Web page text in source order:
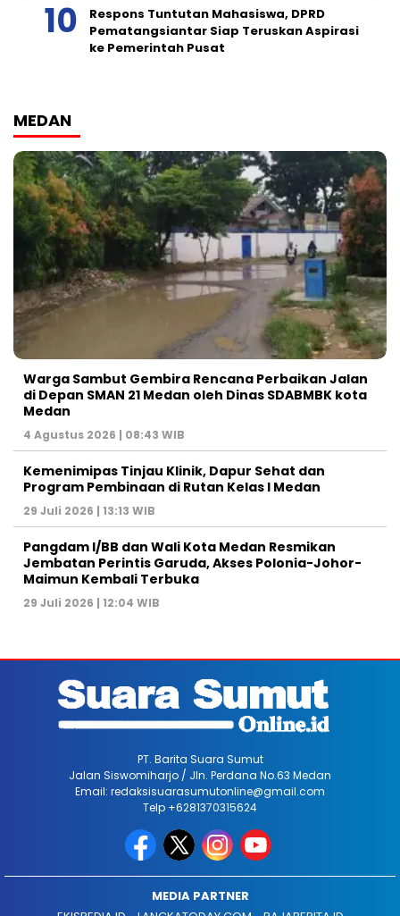
Respons Tuntutan Mahasiswa, DPRD
Pematangsiantar Siap Teruskan Aspirasi
ke Pemerintah Pusat
MEDAN
Warga Sambut Gembira Rencana Perbaikan Jalan
di Depan SMAN 21 Medan oleh Dinas SDABMBK kota
Medan
4 Agustus 2026 | 08:43 WIB
Kemenimipas Tinjau Klinik, Dapur Sehat dan
Program Pembinaan di Rutan Kelas I Medan
29 Juli 2026 | 13:13 WIB
Pangdam I/BB dan Wali Kota Medan Resmikan
Jembatan Perintis Garuda, Akses Polonia-Johor-
Maimun Kembali Terbuka
29 Juli 2026 | 12:04 WIB
PT. Barita Suara Sumut
Jalan Siswomiharjo / Jln. Perdana No.63 Medan
Email: redaksisuarasumutonline@gmail.com
Telp +6281370315624
MEDIA PARTNER